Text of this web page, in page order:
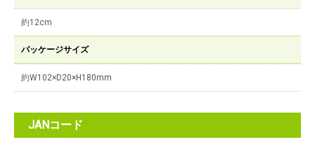
約12cm
パッケージサイズ
約W102×D20×H180mm
JANコード